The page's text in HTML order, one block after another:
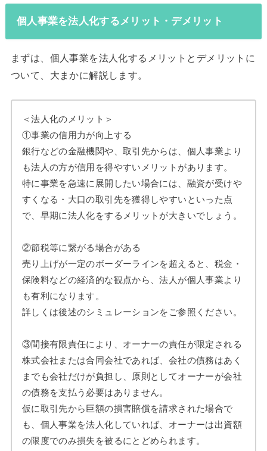
個人事業を法人化するメリット・デメリット
まずは、個人事業を法人化するメリットとデメリットに
ついて、大まかに解説します。
＜法人化のメリット＞
①事業の信用力が向上する
銀行などの金融機関や、取引先からは、個人事業より
も法人の方が信用を得やすいメリットがあります。
特に事業を急速に展開したい場合には、融資が受けや
すくなる・大口の取引先を獲得しやすいといった点
で、早期に法人化をするメリットが大きいでしょう。
②節税等に繋がる場合がある
売り上げが一定のボーダーラインを超えると、税金・
保険料などの経済的な観点から、法人が個人事業より
も有利になります。
詳しくは後述のシミュレーションをご参照ください。
③間接有限責任により、オーナーの責任が限定される
株式会社または合同会社であれば、会社の債務はあく
までも会社だけが負担し、原則としてオーナーが会社
の債務を支払う必要はありません。
仮に取引先から巨額の損害賠償を請求された場合で
も、個人事業を法人化していれば、オーナーは出資額
の限度でのみ損失を被るにとどめられます。